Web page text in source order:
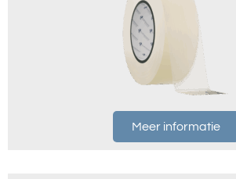
Meer informatie